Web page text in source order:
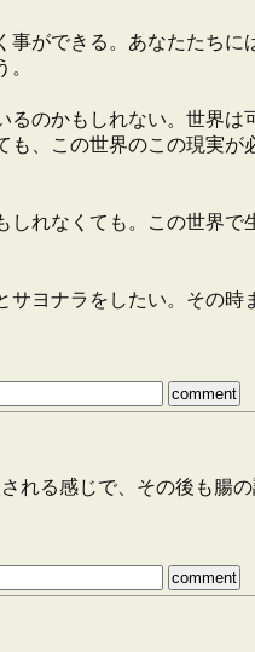
ができる。あなたたちに
のかもしれない。世界
、この世界のこの現実
れなくても。この世界で
ヨナラをしたい。その時
れる感じで、その後も腸